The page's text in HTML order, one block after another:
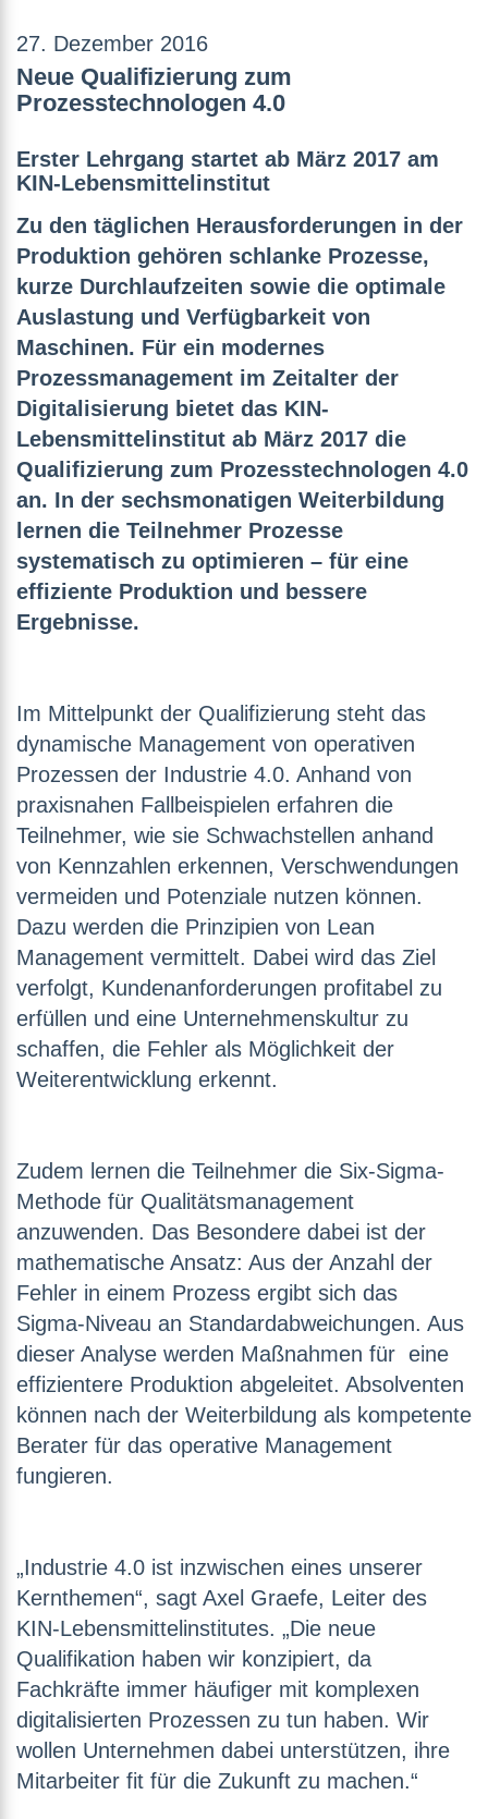
27. Dezember 2016
Neue Qualifizierung zum
Prozesstechnologen 4.0
Erster Lehrgang startet ab März 2017 am
KIN-Lebensmittelinstitut
Zu den täglichen Herausforderungen in der
Produktion gehören schlanke Prozesse,
kurze Durchlaufzeiten sowie die optimale
Auslastung und Verfügbarkeit von
Maschinen. Für ein modernes
Prozessmanagement im Zeitalter der
Digitalisierung bietet das KIN-
Lebensmittelinstitut ab März 2017 die
Qualifizierung zum Prozesstechnologen 4.0
an. In der sechsmonatigen Weiterbildung
lernen die Teilnehmer Prozesse
systematisch zu optimieren – für eine
effiziente Produktion und bessere
Ergebnisse.
Im Mittelpunkt der Qualifizierung steht das
dynamische Management von operativen
Prozessen der Industrie 4.0. Anhand von
praxisnahen Fallbeispielen erfahren die
Teilnehmer, wie sie Schwachstellen anhand
von Kennzahlen erkennen, Verschwendungen
vermeiden und Potenziale nutzen können.
Dazu werden die Prinzipien von Lean
Management vermittelt. Dabei wird das Ziel
verfolgt, Kundenanforderungen profitabel zu
erfüllen und eine Unternehmenskultur zu
schaffen, die Fehler als Möglichkeit der
Weiterentwicklung erkennt.
Zudem lernen die Teilnehmer die Six-Sigma-
Methode für Qualitätsmanagement
anzuwenden. Das Besondere dabei ist der
mathematische Ansatz: Aus der Anzahl der
Fehler in einem Prozess ergibt sich das
Sigma-Niveau an Standardabweichungen. Aus
dieser Analyse werden Maßnahmen für eine
effizientere Produktion abgeleitet. Absolventen
können nach der Weiterbildung als kompetente
Berater für das operative Management
fungieren.
„Industrie 4.0 ist inzwischen eines unserer
Kernthemen“, sagt Axel Graefe, Leiter des
KIN-Lebensmittelinstitutes. „Die neue
Qualifikation haben wir konzipiert, da
Fachkräfte immer häufiger mit komplexen
digitalisierten Prozessen zu tun haben. Wir
wollen Unternehmen dabei unterstützen, ihre
Mitarbeiter fit für die Zukunft zu machen.“